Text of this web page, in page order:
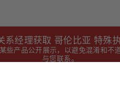
系经理获取 哥伦比亚 特殊
产品公开展示，以避免混淆和
与您联系。